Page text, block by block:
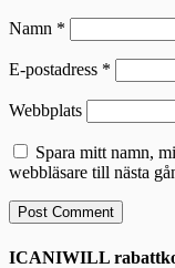
Namn *
E-postadress *
Webbplats
Spara mitt namn,
webbläsare till nästa
ICANIWILL